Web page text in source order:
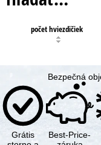
počet hviezdičiek
Bezpečná
Grátis
Best-Price-